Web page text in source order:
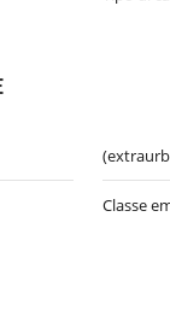
Classe